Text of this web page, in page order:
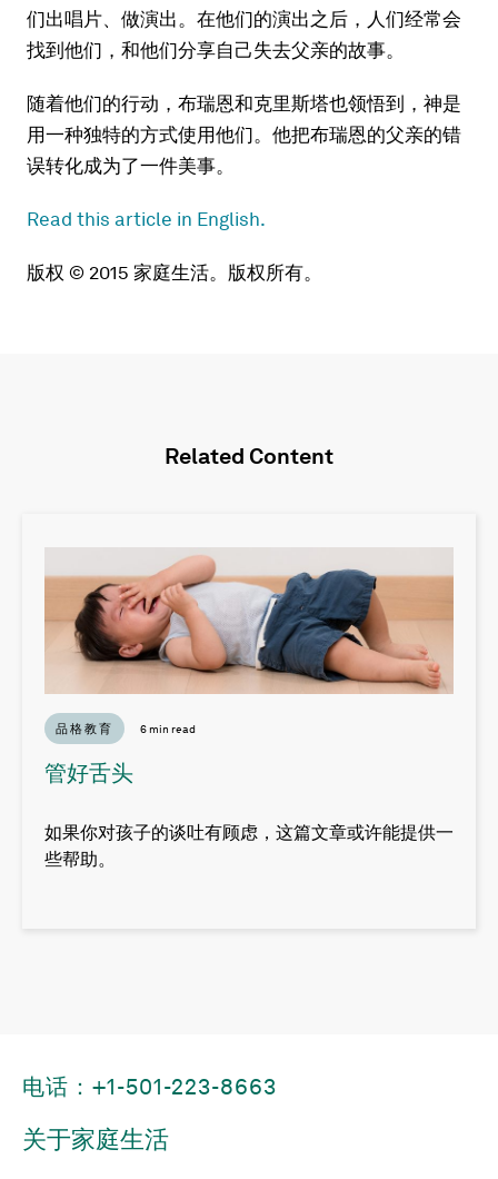
们出唱片、做演出。在他们的演出之后，人们经常会
找到他们，和他们分享自己失去父亲的故事。
随着他们的行动，布瑞恩和克里斯塔也领悟到，神是
用一种独特的方式使用他们。他把布瑞恩的父亲的错
误转化成为了一件美事。
Read this article in English.
版权 © 2015 家庭生活。版权所有。
Related Content
品格教育 6 min read
管好舌头
如果你对孩子的谈吐有顾虑，这篇文章或许能提供一
些帮助。
电话：+1-501-223-8663
关于家庭生活